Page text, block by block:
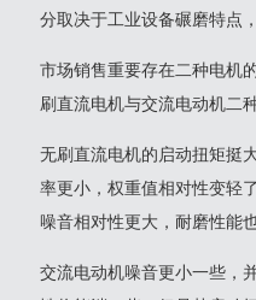
分取决于工业设备碾磨特点
市场销售重要存在二种电机
刷直流电机与交流电动机二种
无刷直流电机的启动扭矩挺
率更小，权重值相对性变轻
噪音相对性更大，耐磨性能
交流电动机噪音更小一些，